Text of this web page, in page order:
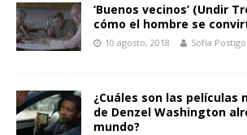
‘Buenos vecinos’ (Undir
cómo el hombre se
10 agosto, 2018 Sofía Postigo
¿Cuáles son las películas
de Denzel Washington
mundo?